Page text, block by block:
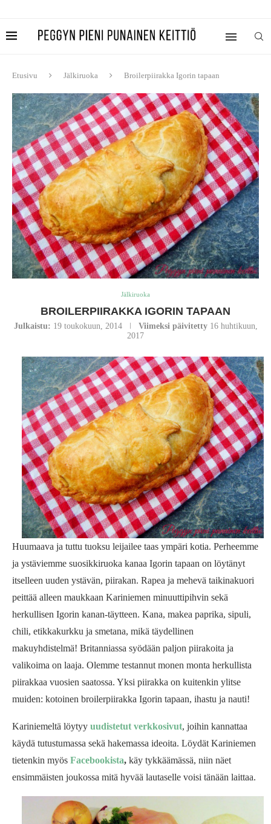
Etusivu Jälkiruoka Broilerpiirakka Igorin tapaan
Jälkiruoka
BROILERPIIRAKKA IGORIN TAPAAN
Julkaistu: 19 toukokuun, 2014 Viimeksi päivitetty 16 huhtikuun,
2017
Huumaava ja tuttu tuoksu leijailee taas ympäri kotia. Perheemme
ja ystäviemme suosikkiruoka kanaa Igorin tapaan on löytänyt
itselleen uuden ystävän, piirakan. Rapea ja mehevä taikinakuori
peittää alleen maukkaan Kariniemen minuuttipihvin sekä
herkullisen Igorin kanan-täytteen. Kana, makea paprika, sipuli,
chili, etikkakurkku ja smetana, mikä täydellinen
makuyhdistelmä! Britanniassa syödään paljon piirakoita ja
valikoima on laaja. Olemme testannut monen monta herkullista
piirakkaa vuosien saatossa. Yksi piirakka on kuitenkin ylitse
muiden: kotoinen broilerpiirakka Igorin tapaan, ihastu ja nauti!
Kariniemeltä löytyy uudistetut verkkosivut, joihin kannattaa
käydä tutustumassa sekä hakemassa ideoita. Löydät Kariniemen
tietenkin myös Facebookista, käy tykkäämässä, niin näet
ensimmäisten joukossa mitä hyvää lautaselle voisi tänään laittaa.